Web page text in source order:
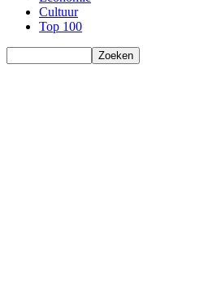
Cultuur
Top 100